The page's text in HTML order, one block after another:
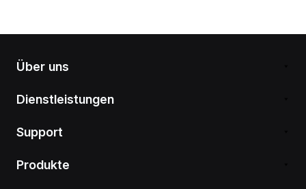
Über uns
Dienstleistungen
Support
Produkte